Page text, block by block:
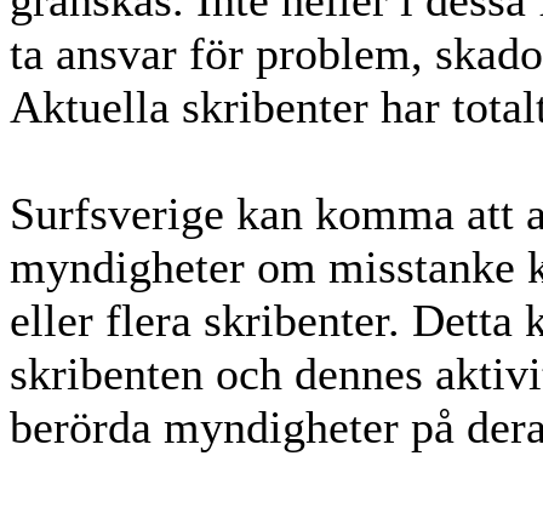
ta ansvar för problem,
Aktuella skribenter har
Surfsverige kan komma att
myndigheter om misstanke
eller flera skribenter. Detta
skribenten och dennes
berörda myndigheter på